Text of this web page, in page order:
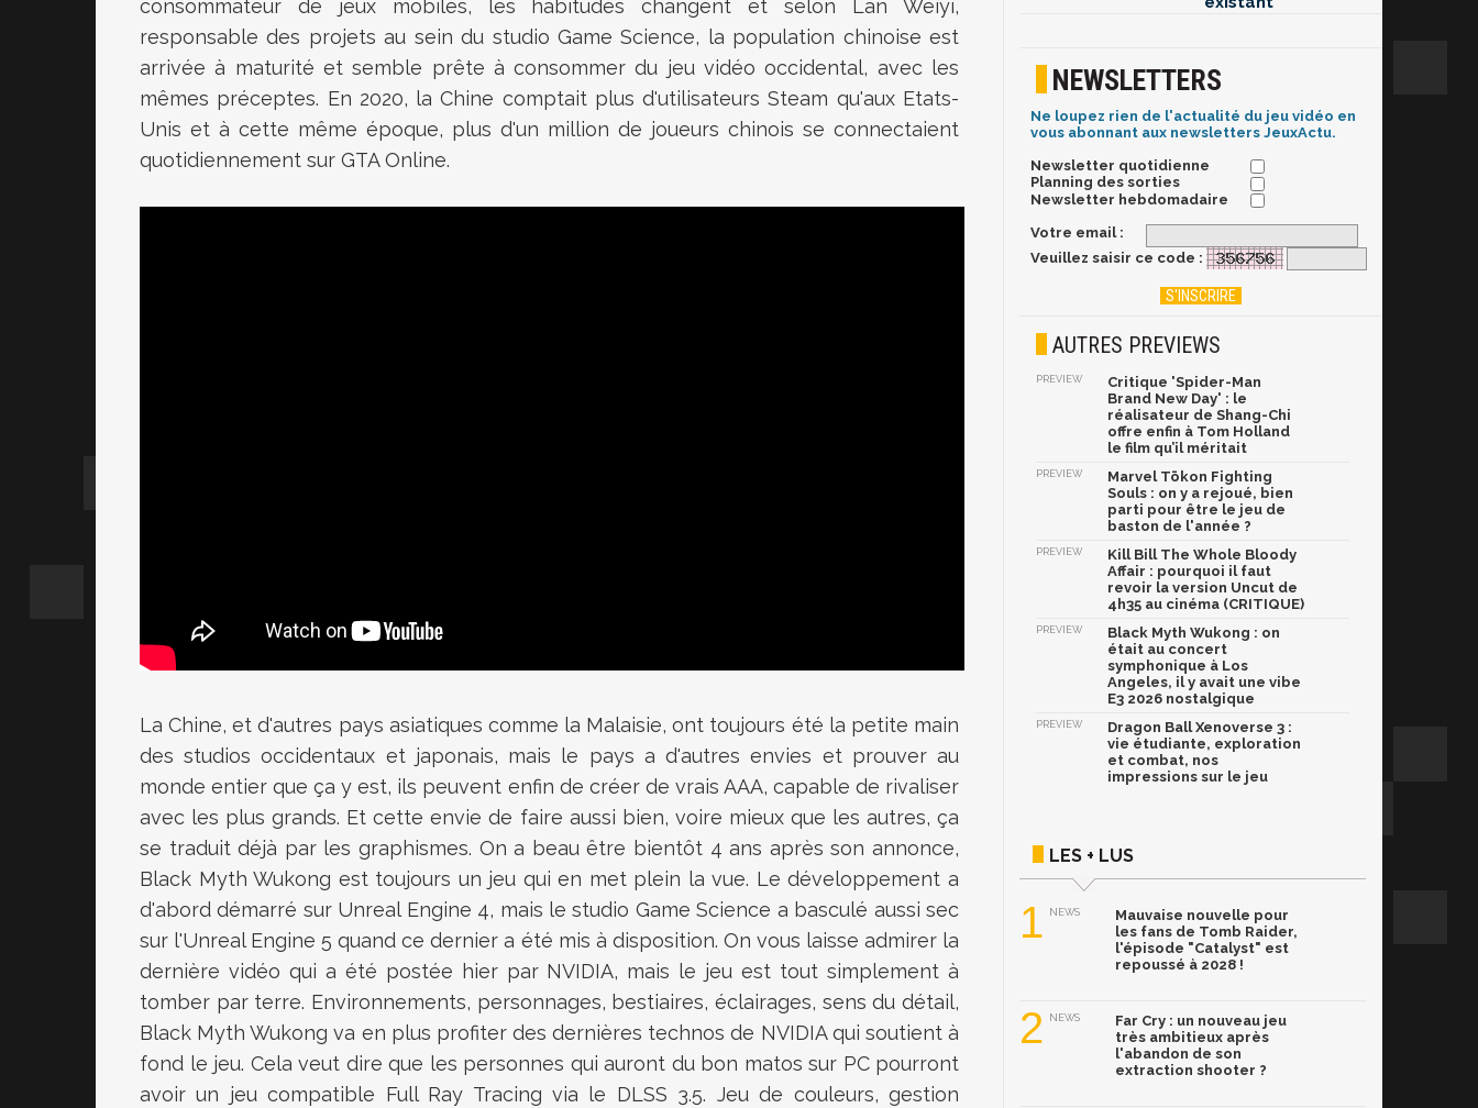
consommateur de jeux mobiles, les habitudes changent et selon Lan Weiyi,
responsable des projets au sein du studio Game Science, la population chinoise est
arrivée à maturité et semble prête à consommer du jeu vidéo occidental, avec les
mêmes préceptes. En 2020, la Chine comptait plus d'utilisateurs Steam qu'aux Etats-
Unis et à cette même époque, plus d'un million de joueurs chinois se connectaient
quotidiennement sur GTA Online.
La Chine, et d'autres pays asiatiques comme la Malaisie, ont toujours été la petite main
des studios occidentaux et japonais, mais le pays a d'autres envies et prouver au
monde entier que ça y est, ils peuvent enfin de créer de vrais AAA, capable de rivaliser
avec les plus grands. Et cette envie de faire aussi bien, voire mieux que les autres, ça
se traduit déjà par les graphismes. On a beau être bientôt 4 ans après son annonce,
Black Myth Wukong est toujours un jeu qui en met plein la vue. Le développement a
d'abord démarré sur Unreal Engine 4, mais le studio Game Science a basculé aussi sec
sur l'Unreal Engine 5 quand ce dernier a été mis à disposition. On vous laisse admirer la
dernière vidéo qui a été postée hier par NVIDIA, mais le jeu est tout simplement à
tomber par terre. Environnements, personnages, bestiaires, éclairages, sens du détail,
Black Myth Wukong va en plus profiter des dernières technos de NVIDIA qui soutient à
fond le jeu. Cela veut dire que les personnes qui auront du bon matos sur PC pourront
avoir un jeu compatible Full Ray Tracing via le DLSS 3.5. Jeu de couleurs, gestion
NEWSLETTERS
Ne loupez rien de l'actualité du jeu vidéo en
vous abonnant aux newsletters JeuxActu.
Newsletter quotidienne
Planning des sorties
Newsletter hebdomadaire
Votre email :
Veuillez saisir ce code :
AUTRES PREVIEWS
PREVIEW
Critique 'Spider-Man
Brand New Day' : le
réalisateur de Shang-Chi
offre enfin à Tom Holland
le film qu’il méritait
PREVIEW
Marvel Tōkon Fighting
Souls : on y a rejoué, bien
parti pour être le jeu de
baston de l'année ?
PREVIEW
Kill Bill The Whole Bloody
Affair : pourquoi il faut
revoir la version Uncut de
4h35 au cinéma (CRITIQUE)
PREVIEW
Black Myth Wukong : on
était au concert
symphonique à Los
Angeles, il y avait une vibe
E3 2026 nostalgique
PREVIEW
Dragon Ball Xenoverse 3 :
vie étudiante, exploration
et combat, nos
impressions sur le jeu
LES + LUS
1 NEWS
Mauvaise nouvelle pour
les fans de Tomb Raider,
l'épisode "Catalyst" est
repoussé à 2028 !
2 NEWS
Far Cry : un nouveau jeu
très ambitieux après
l'abandon de son
extraction shooter ?